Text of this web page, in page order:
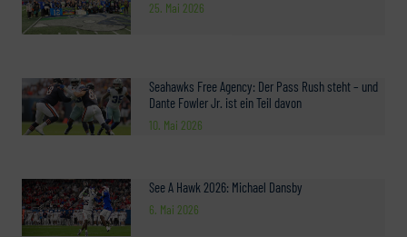
25. Mai 2026
Seahawks Free Agency: Der Pass Rush steht – und
Dante Fowler Jr. ist ein Teil davon
10. Mai 2026
See A Hawk 2026: Michael Dansby
6. Mai 2026